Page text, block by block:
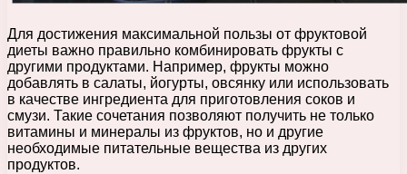
Для достижения максимальной пользы от фруктовой
диеты важно правильно комбинировать фрукты с
другими продуктами. Например, фрукты можно
добавлять в салаты, йогурты, овсянку или использовать
в качестве ингредиента для приготовления соков и
смузи. Такие сочетания позволяют получить не только
витамины и минералы из фруктов, но и другие
необходимые питательные вещества из других
продуктов.